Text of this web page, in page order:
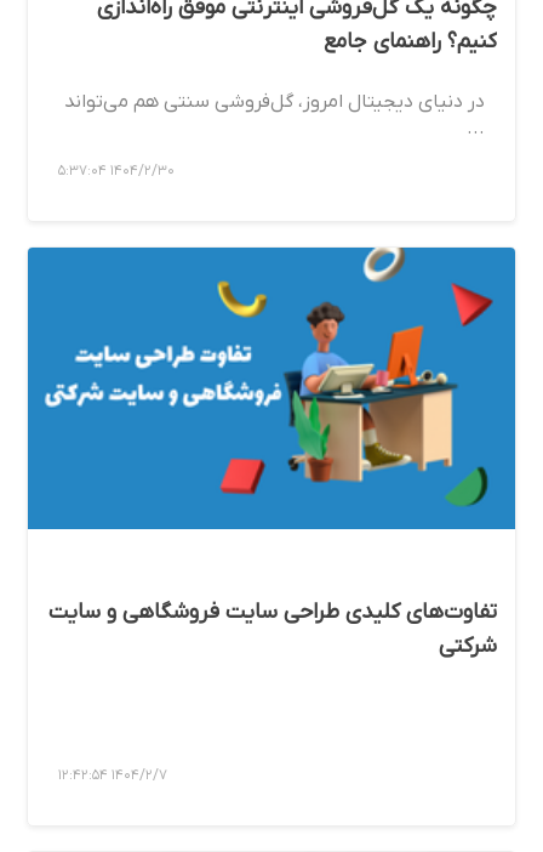
چگونه یک گل‌فروشی اینترنتی موفق راه‌اندازی
کنیم؟ راهنمای جامع
در دنیای دیجیتال امروز، گل‌فروشی سنتی هم می‌تواند
...
1404/2/30 5:37:04
تفاوت‌های کلیدی طراحی سایت فروشگاهی و سایت
شرکتی
1404/2/7 12:42:54